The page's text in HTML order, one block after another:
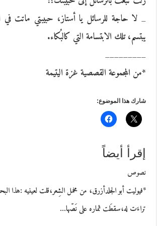
_ لا حاجة للرسائل يا أستاز، حبيبتي ماتت
يبتسم، تلك الابتسامة التي كالبُكاء.
_________
*من المجموعة القصصية غزة اليتيمة
شارك هذا الموضوع:
إقرأ أيضاً
نصوص
*فيوليت أبو الجلدأزرق، من مخمل الشِعر،قلت لعينيه :هذا
تراءَت له،سقطَت ثماره على نَصّها…